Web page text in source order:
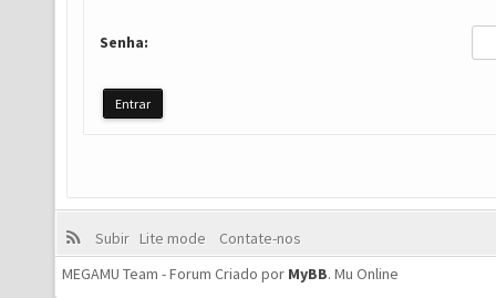
Senha:
Subir Lite mode
Contate-nos
MEGAMU Team - Forum Criado por MyBB. Mu Online